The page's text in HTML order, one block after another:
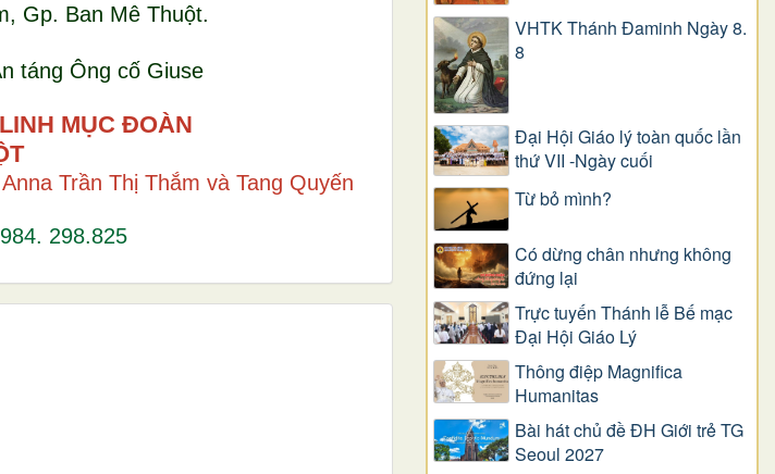
Gp. Ban Mê Thuột.
táng Ông cố Giuse
MỤC ĐOÀN
Trần Thị Thắm và Tang Quyến
298.825
VHTK Thánh Đaminh Ngày 8.
8
Đại Hội Giáo lý toàn quốc lần
thứ VII -Ngày cuối
Từ bỏ mình?
Có dừng chân nhưng không
đứng lại
Trực tuyến Thánh lễ Bế mạc
Đại Hội Giáo Lý
Thông điệp Magnifica
Humanitas
Bài hát chủ đề ĐH Giới trẻ TG
Seoul 2027